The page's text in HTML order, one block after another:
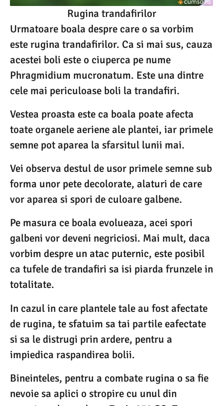
Rugina trandafirilor
Urmatoare boala despre care o sa vorbim
este rugina trandafirilor. Ca si mai sus, cauza
acestei boli este o ciuperca pe nume
Phragmidium mucronatum. Este una dintre
cele mai periculoase boli la trandafiri.
Vestea proasta este ca boala poate afecta
toate organele aeriene ale plantei, iar primele
semne pot aparea la sfarsitul lunii mai.
Vei observa destul de usor primele semne sub
forma unor pete decolorate, alaturi de care
vor aparea si spori de culoare galbene.
Pe masura ce boala evolueaza, acei spori
galbeni vor deveni negriciosi. Mai mult, daca
vorbim despre un atac puternic, este posibil
ca tufele de trandafiri sa isi piarda frunzele in
totalitate.
In cazul in care plantele tale au fost afectate
de rugina, te sfatuim sa tai partile eafectate
si sa le distrugi prin ardere, pentru a
impiedica raspandirea bolii.
Bineinteles, pentru a combate rugina o sa fie
nevoie sa aplici o stropire cu unul din